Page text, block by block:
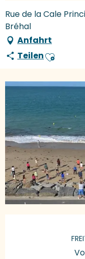
Rue de la Cale
Bréhal
Anfahrt
TeilenAjouter